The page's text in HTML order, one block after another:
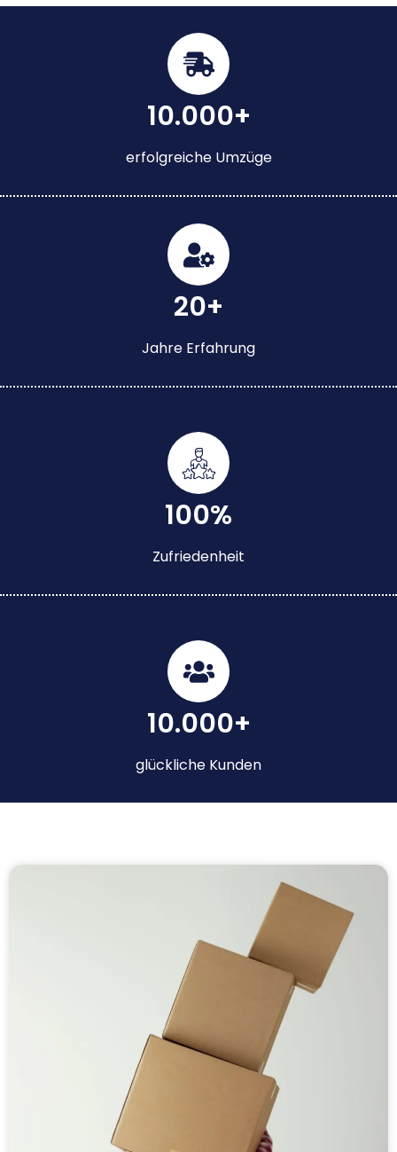
10.000+
erfolgreiche Umzüge
20+
Jahre Erfahrung
100%
Zufriedenheit
10.000+
glückliche Kunden